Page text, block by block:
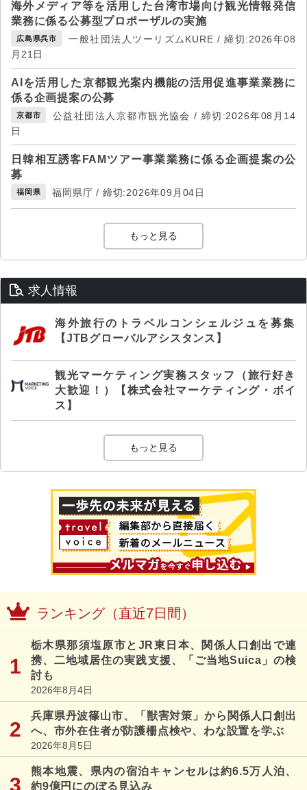
海外メディア等を活用した台湾市場向け観光情報発信
業務に係る公募型プロポーザルの実施
広島県呉市
一般社団法人ツーリズムKURE / 締切:2026年08
月21日
AIを活用した京都観光案内機能の活用促進事業業務に
係る企画提案の公募
京都市
公益社団法人京都市観光協会 / 締切:2026年08月14
日
日韓相互誘客FAMツアー事業業務に係る企画提案の公
募
福岡県 福岡県庁 / 締切:2026年09月04日
もっと見る
求人情報
海外旅行のトラベルコンシェルジュを募集
【JTBグローバルアシスタンス】
観光マーケティング実務スタッフ（旅行好き
大歓迎！）【株式会社マーケティング・ボイ
ス】
もっと見る
ランキング（直近7日間）
栃木県那須塩原市とJR東日本、関係人口創出で連
携、二地域居住の実践支援、「ご当地Suica」の検
討も
2026年8月4日
兵庫県丹波篠山市、「獣害対策」から関係人口創出
へ、市外在住者が防護柵点検や、わな設置を学ぶ
2026年8月5日
熊本地震、県内の宿泊キャンセルは約6.5万人泊、
約9億円にのぼる見込み